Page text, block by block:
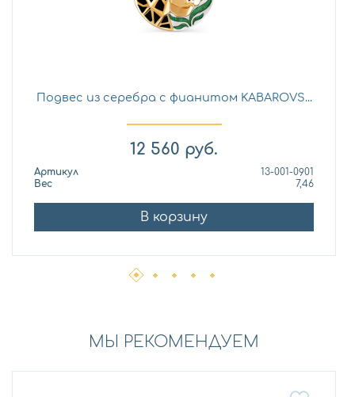
Подвес из серебра с фианитом KABAROVS...
12 560 руб.
Артикул
13-001-0901
Вес
7,46
В корзину
МЫ РЕКОМЕНДУЕМ